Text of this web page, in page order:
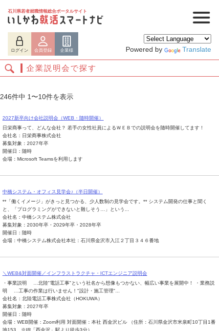
石川県若者就職情報総合ポータルサイト
ログイン 会員登録 企業様 Powered by Translate
企業説明会で探す
246件中 1〜10件を表示
2027新卒向け会社説明会（WEB・随時開催）
日栄商事って、どんな会社？ 若手の女性社員によるＷＥＢでの説明会を随時開催してます！
会社名：日栄商事株式会社
募集対象：2027年卒
開催日：随時
会場：Microsoft Teamsを利用します
中橋システム・オフィス見学会♪（半日開催）
**「働くイメージ」がきっと見つかる、少人数制の見学会です。** システム開発の仕事と聞く
と、「プログラミングができないと難しそう…」という...
会社名：中橋システム株式会社
募集対象：2030年卒・2029年卒・2028年卒
開催日：随時
会場：中橋システム株式会社本社：石川県金沢市入江２丁目３４６番地
＼WEB&対面開催／インフラストラクチャ・ICTエンジニア説明会
・事業説明 …北陸"電話工事"という社名から想像もつかない、幅広い事業を展開中！ ・業務説
明 …工事の作業は行いません！"設計・施工管理"...
会社名：北陸電話工事株式会社（HOKUWA）
募集対象：2027年卒
開催日：随時
会場：WEB開催：Zoom利用 対面開催：本社 西金沢ビル （住所：石川県金沢市米泉町10丁目1番
地153 ※IR「西金沢」駅より徒歩3分）